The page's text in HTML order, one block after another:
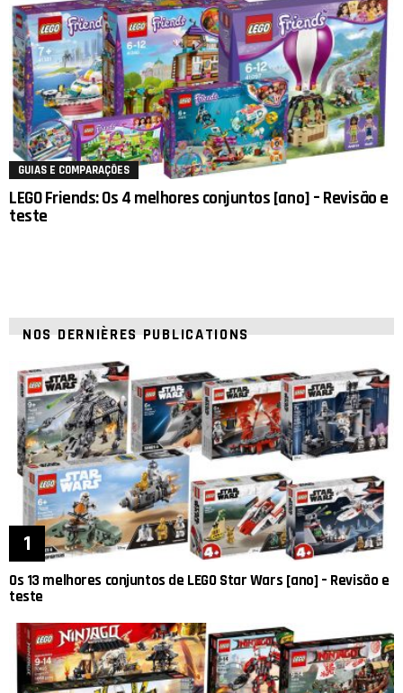
GUIAS E COMPARAÇÕES
LEGO Friends: Os 4 melhores conjuntos [ano] – Revisão e
teste
NOS DERNIÈRES PUBLICATIONS
Os 13 melhores conjuntos de LEGO Star Wars [ano] – Revisão e
teste